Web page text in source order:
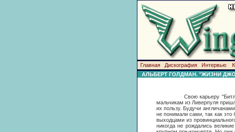
Главная Дискография Интервью
АЛЬБЕРТ ГОЛДМАН. "ЖИЗНИ
Свою карьеру "Битлз"
мальчикам из Ливерпуля
их пользу. Будучи
не понимали сами, так как
выходцами из
никогда не рождались